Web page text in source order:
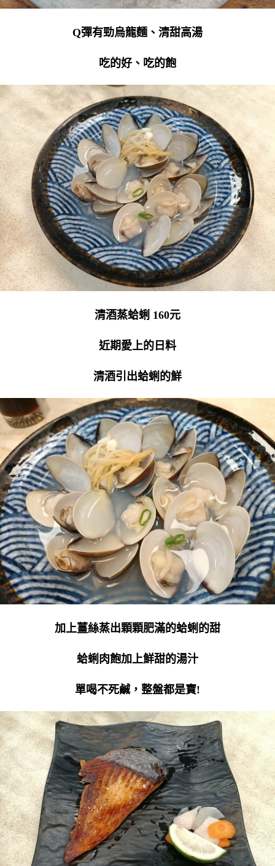
Q彈有勁烏龍麵、清甜高湯
吃的好、吃的飽
清酒蒸蛤蜊 160元
近期愛上的日料
清酒引出蛤蜊的鮮
加上薑絲蒸出顆顆肥滿的蛤蜊的甜
蛤蜊肉飽加上鮮甜的湯汁
單喝不死鹹，整盤都是寶!